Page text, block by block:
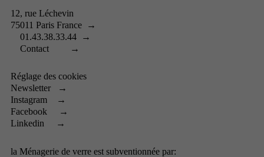
12, rue Léchevin
75011 Paris France →
01.43.38.33.44 →
Contact →
Réglage des cookies
Newsletter →
Instagram →
Facebook →
Linkedin →
la Ménagerie de verre est subventionnée par: